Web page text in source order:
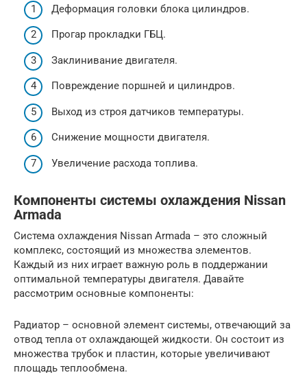
Деформация головки блока цилиндров.
Прогар прокладки ГБЦ.
Заклинивание двигателя.
Повреждение поршней и цилиндров.
Выход из строя датчиков температуры.
Снижение мощности двигателя.
Увеличение расхода топлива.
Компоненты системы охлаждения Nissan
Armada
Система охлаждения Nissan Armada – это сложный
комплекс, состоящий из множества элементов.
Каждый из них играет важную роль в поддержании
оптимальной температуры двигателя. Давайте
рассмотрим основные компоненты:
Радиатор – основной элемент системы, отвечающий за
отвод тепла от охлаждающей жидкости. Он состоит из
множества трубок и пластин, которые увеличивают
площадь теплообмена.